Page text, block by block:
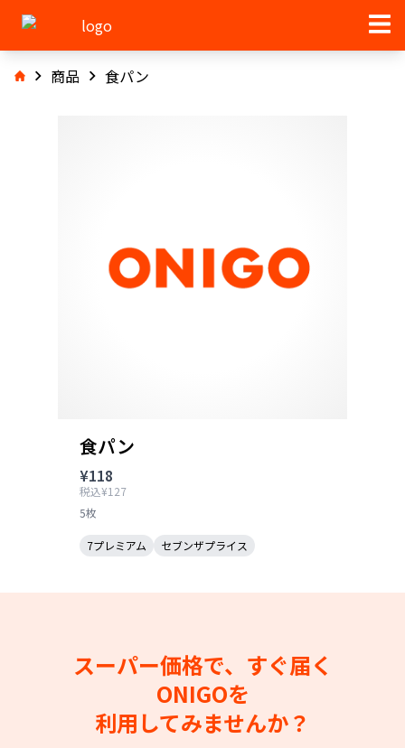
商品 食パン
食パン
¥118
税込¥127
5枚
7プレミアム セブンザプライス
スーパー価格で、すぐ届く
ONIGOを
利用してみませんか？